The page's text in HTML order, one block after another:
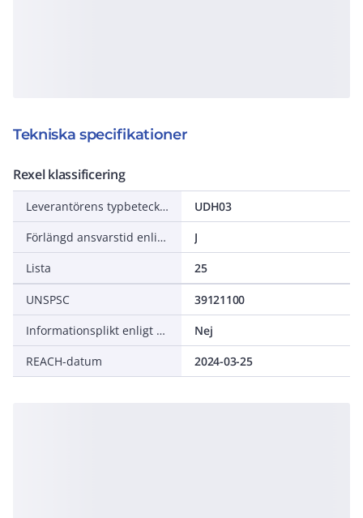
Tekniska specifikationer
Rexel klassificering
Leverantörens typbeteckning
UDH03
Förlängd ansvarstid enligt ALEM-09
J
Lista
25
UNSPSC
39121100
Informationsplikt enligt REACH
Nej
REACH-datum
2024-03-25